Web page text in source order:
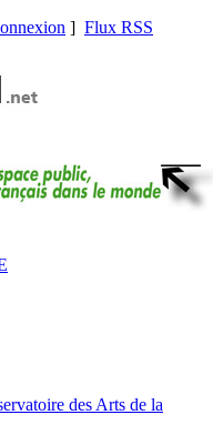
] Flux RSS
des Arts de la